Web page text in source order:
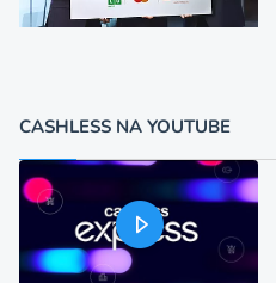
CASHLESS NA YOUTUBE